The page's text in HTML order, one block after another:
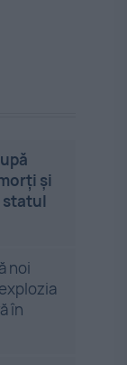
și
statul
noi
în